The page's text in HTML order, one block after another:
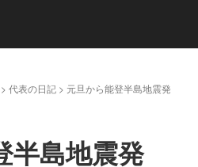
> 代表の日記 > 元旦から能登半島地震発
半島地震発